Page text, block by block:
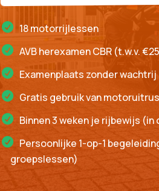
18 motorrijlessen
AVB herexamen CBR (t.w.v.
Examenplaats zonder wachtrij
Gratis gebruik van
Binnen 3 weken je rijbewijs (in
Persoonlijke 1-op-1
groepslessen)